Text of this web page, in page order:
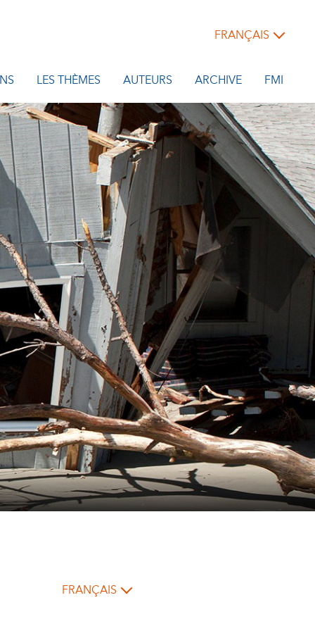
FRANÇAIS
LES THÈMES AUTEURS ARCHIVE FMI
FRANÇAIS